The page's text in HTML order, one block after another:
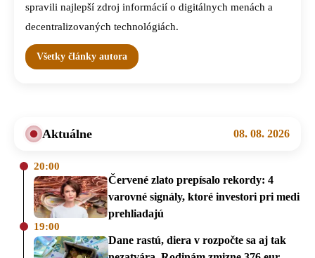
spravili najlepší zdroj informácií o digitálnych menách a
decentralizovaných technológiách.
Všetky články autora
Aktuálne 08. 08. 2026
20:00
Červené zlato prepísalo rekordy: 4
varovné signály, ktoré investori pri medi
prehliadajú
19:00
Dane rastú, diera v rozpočte sa aj tak